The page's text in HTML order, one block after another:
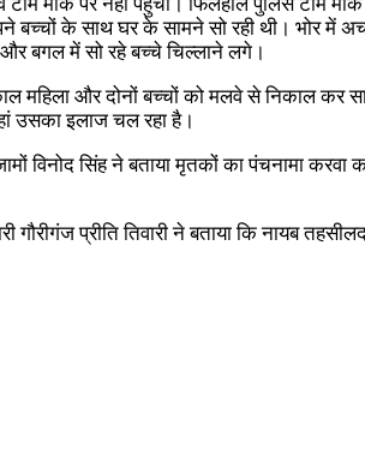
बच्चों के साथ घर के सामने सो रही थी। भोर में
बगल में सो रहे बच्चे चिल्लाने लगे।
महिला और दोनों बच्चों को मलवे से निकाल कर
उसका इलाज चल रहा है।
विनोद सिंह ने बताया मृतकों का पंचनामा
गौरीगंज प्रीति तिवारी ने बताया कि नायब